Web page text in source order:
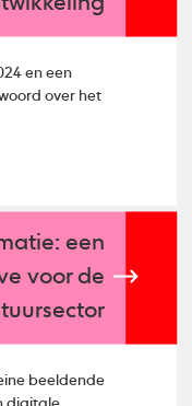
en een
over het
een
voor de
beeldende